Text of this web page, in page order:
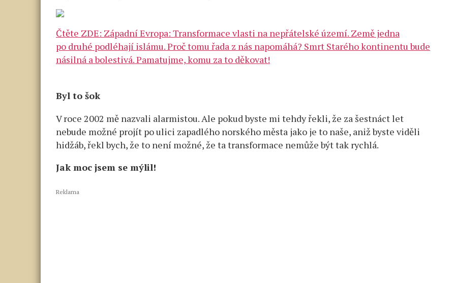
Čtěte ZDE: Západní Evropa: Transformace vlasti na nepřátelské území. Země jedna
po druhé podléhají islámu. Proč tomu řada z nás napomáhá? Smrt Starého kontinentu bude
násilná a bolestivá. Pamatujme, komu za to děkovat!
Byl to šok
V roce 2002 mě nazvali alarmistou. Ale pokud byste mi tehdy řekli, že za šestnáct let
nebude možné projít po ulici zapadlého norského města jako je to naše, aniž byste viděli
hidžáb, řekl bych, že to není možné, že ta transformace nemůže být tak rychlá.
Jak moc jsem se mýlil!
Reklama